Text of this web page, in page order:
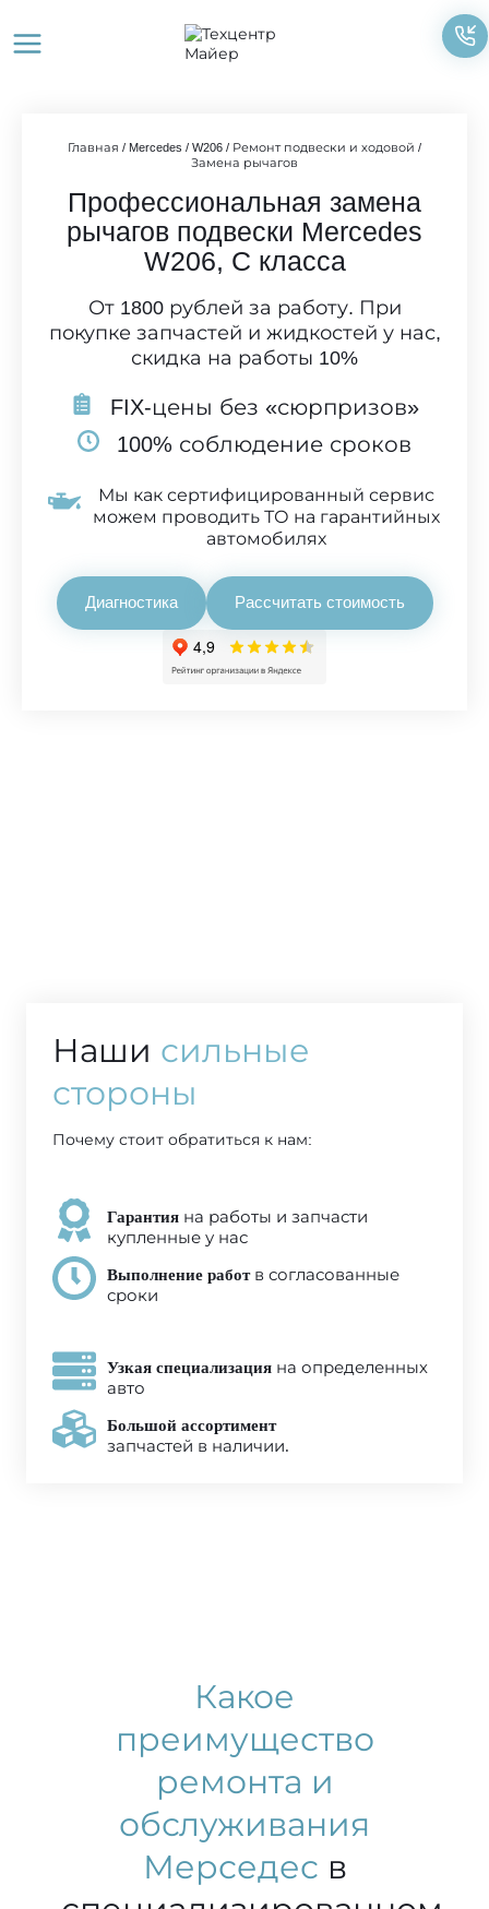
содержимому
Главная / Mercedes / W206 / Ремонт подвески и ходовой /
Замена рычагов
Профессиональная замена
рычагов подвески Mercedes
W206, C класса
От 1800 рублей за работу. При
покупке запчастей и жидкостей у нас,
скидка на работы 10%
FIX-цены без «сюрпризов»
100% соблюдение сроков
Мы как сертифицированный сервис
можем проводить ТО на гарантийных
автомобилях
Диагностика Рассчитать стоимость
Наши сильные
стороны
Почему стоит обратиться к нам:
Гарантия на работы и запчасти
купленные у нас
Выполнение работв согласованные
сроки
Узкая специализация на определенных
авто
Большой ассортимент
запчастей в наличии.
Какое
преимущество
ремонта и
обслуживания
Мерседес в